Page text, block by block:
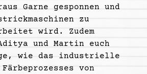
Garne gesponnen und
zu
wird. Zudem
und Martin euch
wie das industrielle
von